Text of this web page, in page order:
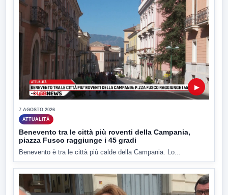
▶
7 AGOSTO 2026
ATTUALITÀ
Benevento tra le città più roventi della Campania,
piazza Fusco raggiunge i 45 gradi
Benevento è tra le città più calde della Campania. Lo...